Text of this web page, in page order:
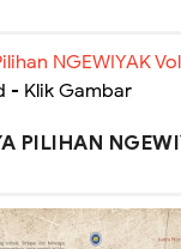
- Klik Gambar
PILIHAN